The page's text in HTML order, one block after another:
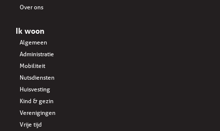
Over ons
Ik woon
Algemeen
Administratie
Mobiliteit
Nutsdiensten
Huisvesting
Kind & gezin
Verenigingen
Vrije tijd